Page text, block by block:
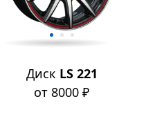
Диск LS 221
от 8000 ₽